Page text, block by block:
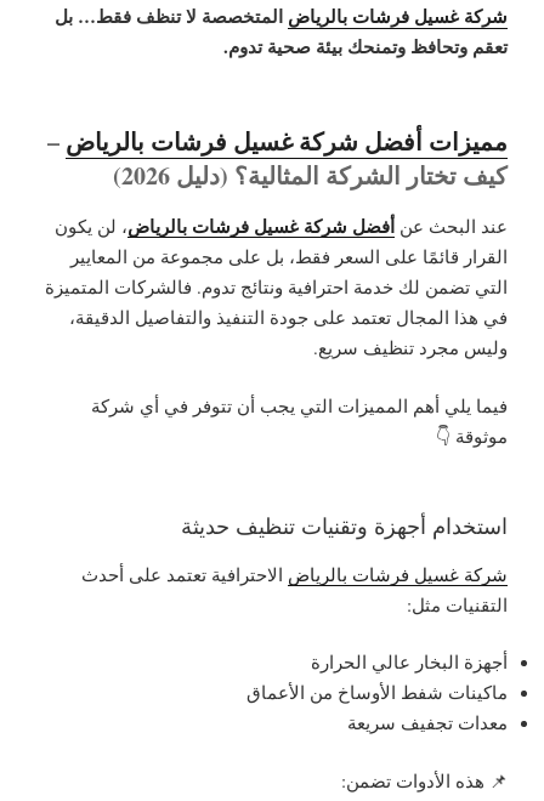
شركة غسيل فرشات بالرياض المتخصصة لا تنظف فقط… بل
تعقم وتحافظ وتمنحك بيئة صحية تدوم.
مميزات أفضل شركة غسيل فرشات بالرياض –
كيف تختار الشركة المثالية؟ (دليل 2026)
عند البحث عن أفضل شركة غسيل فرشات بالرياض، لن يكون
القرار قائمًا على السعر فقط، بل على مجموعة من المعايير
التي تضمن لك خدمة احترافية ونتائج تدوم. فالشركات المتميزة
في هذا المجال تعتمد على جودة التنفيذ والتفاصيل الدقيقة،
وليس مجرد تنظيف سريع.
فيما يلي أهم المميزات التي يجب أن تتوفر في أي شركة
موثوقة 👇
استخدام أجهزة وتقنيات تنظيف حديثة
شركة غسيل فرشات بالرياض الاحترافية تعتمد على أحدث
التقنيات مثل:
أجهزة البخار عالي الحرارة
ماكينات شفط الأوساخ من الأعماق
معدات تجفيف سريعة
📌 هذه الأدوات تضمن: